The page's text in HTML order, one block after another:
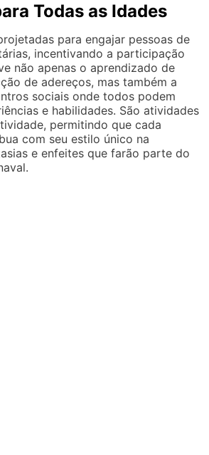
Todas as Idades
para engajar pessoas de
incentivando a participação
não apenas o aprendizado de
de adereços, mas também a
sociais onde todos podem
e habilidades. São atividades
permitindo que cada
com seu estilo único na
e enfeites que farão parte do